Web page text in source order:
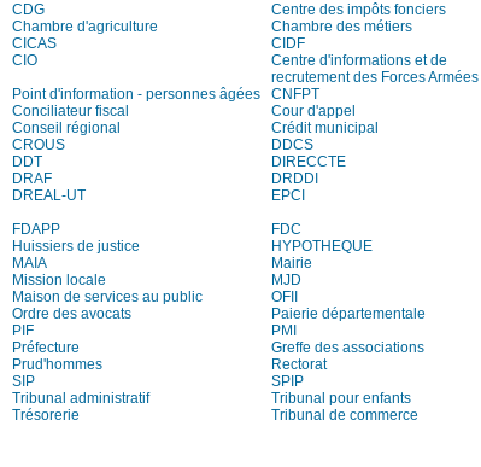
CDG
Centre des impôts fonciers
Chambre d'agriculture
Chambre des métiers
CICAS
CIDF
CIO
Centre d'informations et de
recrutement des Forces Armées
Point d'information - personnes âgées
CNFPT
Conciliateur fiscal
Cour d'appel
Conseil régional
Crédit municipal
CROUS
DDCS
DDT
DIRECCTE
DRAF
DRDDI
DREAL-UT
EPCI
FDAPP
FDC
Huissiers de justice
HYPOTHEQUE
MAIA
Mairie
Mission locale
MJD
Maison de services au public
OFII
Ordre des avocats
Paierie départementale
PIF
PMI
Préfecture
Greffe des associations
Prud'hommes
Rectorat
SIP
SPIP
Tribunal administratif
Tribunal pour enfants
Trésorerie
Tribunal de commerce